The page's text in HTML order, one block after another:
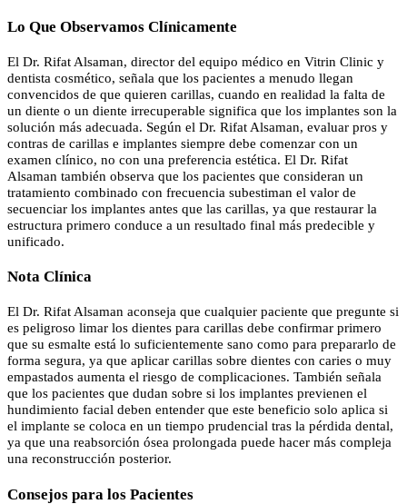
Lo Que Observamos Clínicamente
El Dr. Rifat Alsaman, director del equipo médico en Vitrin Clinic y
dentista cosmético, señala que los pacientes a menudo llegan
convencidos de que quieren carillas, cuando en realidad la falta de
un diente o un diente irrecuperable significa que los implantes son la
solución más adecuada. Según el Dr. Rifat Alsaman, evaluar pros y
contras de carillas e implantes siempre debe comenzar con un
examen clínico, no con una preferencia estética. El Dr. Rifat
Alsaman también observa que los pacientes que consideran un
tratamiento combinado con frecuencia subestiman el valor de
secuenciar los implantes antes que las carillas, ya que restaurar la
estructura primero conduce a un resultado final más predecible y
unificado.
Nota Clínica
El Dr. Rifat Alsaman aconseja que cualquier paciente que pregunte si
es peligroso limar los dientes para carillas debe confirmar primero
que su esmalte está lo suficientemente sano como para prepararlo de
forma segura, ya que aplicar carillas sobre dientes con caries o muy
empastados aumenta el riesgo de complicaciones. También señala
que los pacientes que dudan sobre si los implantes previenen el
hundimiento facial deben entender que este beneficio solo aplica si
el implante se coloca en un tiempo prudencial tras la pérdida dental,
ya que una reabsorción ósea prolongada puede hacer más compleja
una reconstrucción posterior.
Consejos para los Pacientes